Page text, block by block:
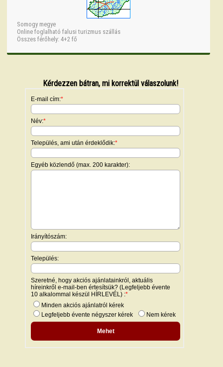
Somogy megye
Online foglalható falusi turizmus szállás
Összes férőhely: 4+2 fő
Kérdezzen bátran, mi korrektül válaszolunk!